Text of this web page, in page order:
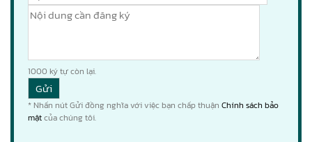
1000 ký tự còn lại.
* Nhấn nút Gửi đồng nghĩa với việc bạn chấp thuận Chính sách bảo
mậtcủa chúng tôi.